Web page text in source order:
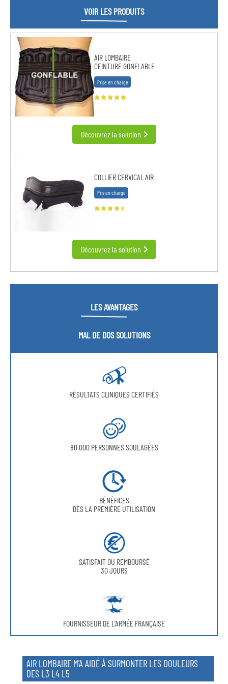
VOIR LES PRODUITS
AIR LOMBAIRE
CEINTURE GONFLABLE
Prise en charge
Découvrez la solution
COLLIER CERVICAL AIR
Pris en charge
Découvrez la solution
LES AVANTAGES
MAL DE DOS SOLUTIONS
RÉSULTATS CLINIQUES CERTIFIÉS
80 000 PERSONNES SOULAGÉES
BÉNÉFICES
DÈS LA PREMIÈRE UTILISATION
SATISFAIT OU REMBOURSÉ
30 JOURS
FOURNISSEUR DE L'ARMÉE FRANÇAISE
AIR LOMBAIRE M'A AIDÉ À SURMONTER LES DOULEURS
DES L3 L4 L5